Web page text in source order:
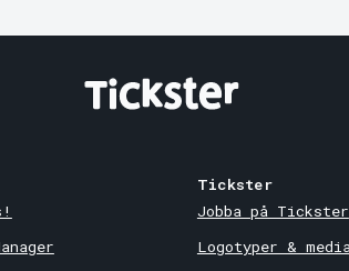
Tickster
Jobba på Tickster
Logotyper & media